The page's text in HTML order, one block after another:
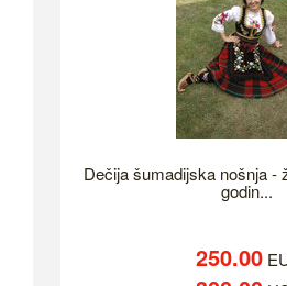
Dečija šumadijska nošnja -
godin...
250.00